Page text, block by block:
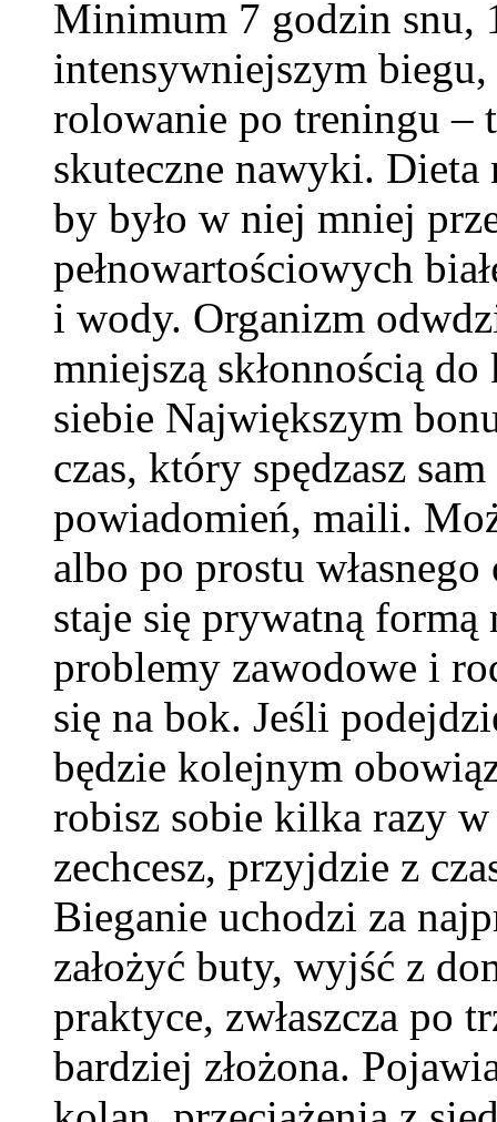
Minimum 7 godzin snu,
intensywniejszym
rolowanie po treningu –
skuteczne nawyki. Dieta
by było w niej mniej
pełnowartościowych
i wody. Organizm
mniejszą skłonnością
siebie Największym
czas, który spędzasz
powiadomień, maili.
albo po prostu
staje się prywatną
problemy zawodowe i
się na bok. Jeśli
będzie kolejnym
robisz sobie kilka razy
zechcesz, przyjdzie z
Bieganie uchodzi za
założyć buty, wyjść z
praktyce, zwłaszcza po
bardziej złożona.